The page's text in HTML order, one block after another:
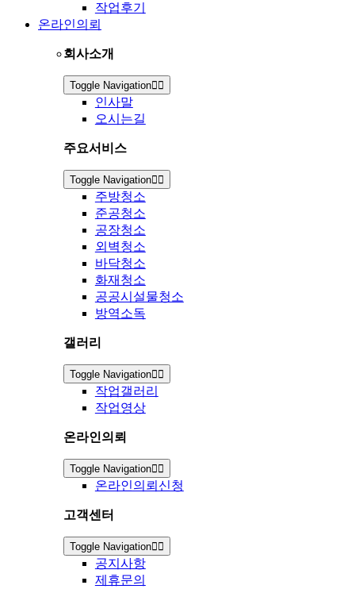
작업후기
온라인의뢰
회사소개
Toggle Navigation
인사말
오시는길
주요서비스
Toggle Navigation
주방청소
준공청소
공장청소
외벽청소
바닥청소
화재청소
공공시설물청소
방역소독
갤러리
Toggle Navigation
작업갤러리
작업영상
온라인의뢰
Toggle Navigation
온라인의뢰신청
고객센터
Toggle Navigation
공지사항
제휴문의